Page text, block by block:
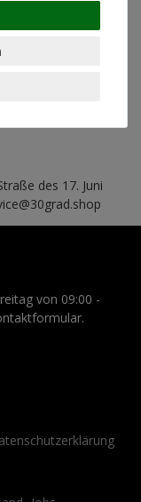
des 17. Juni
von 09:00 -